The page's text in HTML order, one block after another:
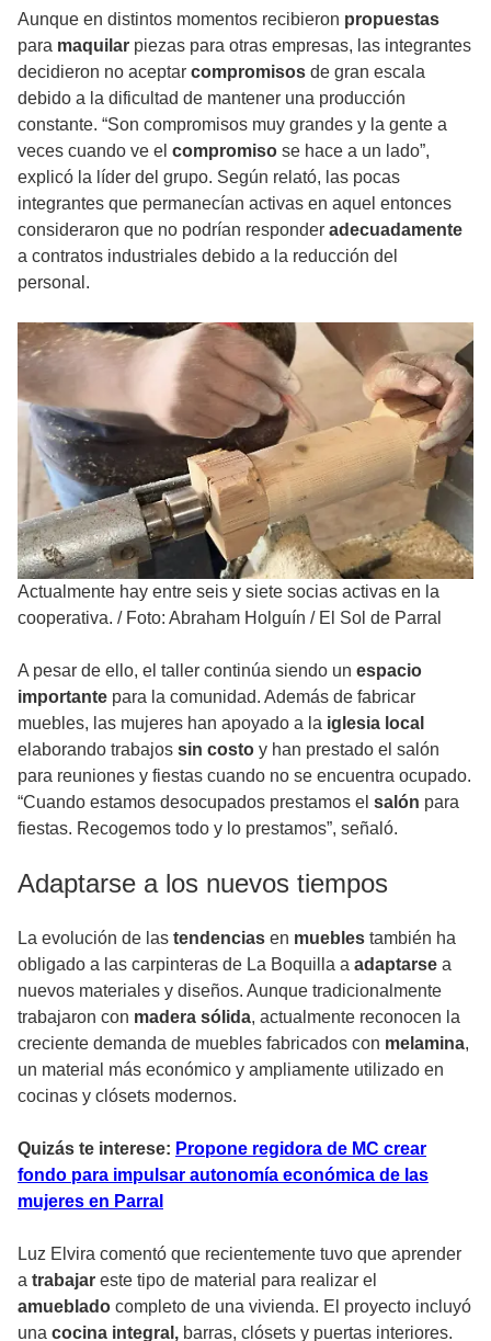
Aunque en distintos momentos recibieron propuestas
para maquilar piezas para otras empresas, las integrantes
decidieron no aceptar compromisos de gran escala
debido a la dificultad de mantener una producción
constante. “Son compromisos muy grandes y la gente a
veces cuando ve el compromiso se hace a un lado”,
explicó la líder del grupo. Según relató, las pocas
integrantes que permanecían activas en aquel entonces
consideraron que no podrían responder adecuadamente
a contratos industriales debido a la reducción del
personal.
Actualmente hay entre seis y siete socias activas en la
cooperativa. / Foto: Abraham Holguín / El Sol de Parral
A pesar de ello, el taller continúa siendo un espacio
importante para la comunidad. Además de fabricar
muebles, las mujeres han apoyado a la iglesia local
elaborando trabajos sin costo y han prestado el salón
para reuniones y fiestas cuando no se encuentra ocupado.
“Cuando estamos desocupados prestamos el salón para
fiestas. Recogemos todo y lo prestamos”, señaló.
Adaptarse a los nuevos tiempos
La evolución de las tendencias en muebles también ha
obligado a las carpinteras de La Boquilla a adaptarse a
nuevos materiales y diseños. Aunque tradicionalmente
trabajaron con madera sólida, actualmente reconocen la
creciente demanda de muebles fabricados con melamina,
un material más económico y ampliamente utilizado en
cocinas y clósets modernos.
Quizás te interese: Propone regidora de MC crear
fondo para impulsar autonomía económica de las
mujeres en Parral
Luz Elvira comentó que recientemente tuvo que aprender
a trabajar este tipo de material para realizar el
amueblado completo de una vivienda. El proyecto incluyó
una cocina integral, barras, clósets y puertas interiores.